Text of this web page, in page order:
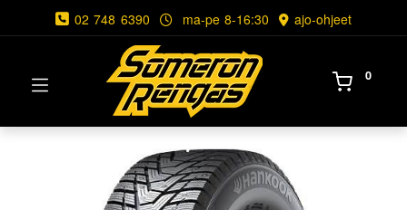
02 748 6390 ma-pe 8-16:30 ajo-ohjeet
0